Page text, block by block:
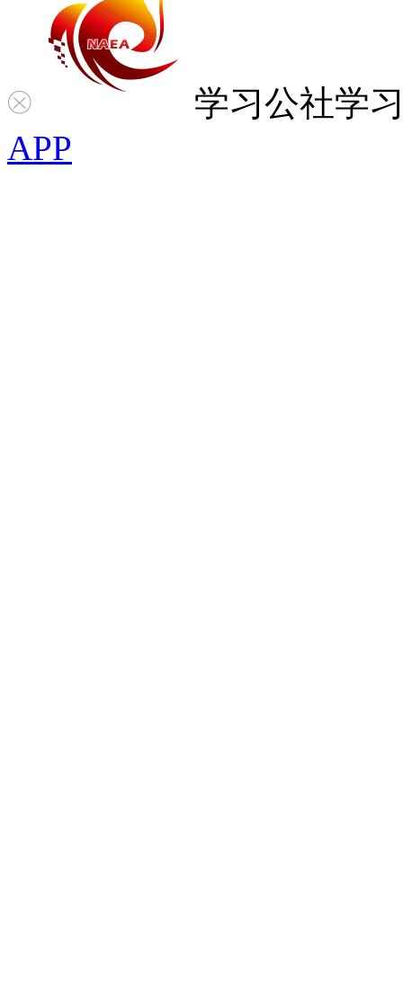
学习公社学
APP